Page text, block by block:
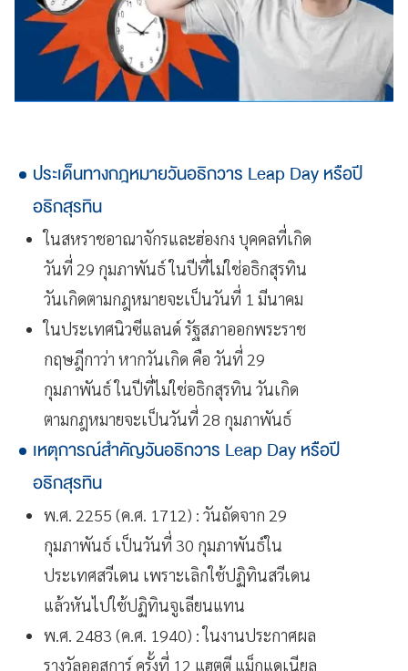
ประเด็นทางกฎหมายวันอธิกวาร Leap Day หรือปี
อธิกสุรทิน
ในสหราชอาณาจักรและฮ่องกง บุคคลที่เกิด
วันที่ 29 กุมภาพันธ์ ในปีที่ไม่ใช่อธิกสุรทิน
วันเกิดตามกฎหมายจะเป็นวันที่ 1 มีนาคม
ในประเทศนิวซีแลนด์ รัฐสภาออกพระราช
กฤษฎีกาว่า หากวันเกิด คือ วันที่ 29
กุมภาพันธ์ ในปีที่ไม่ใช่อธิกสุรทิน วันเกิด
ตามกฎหมายจะเป็นวันที่ 28 กุมภาพันธ์
เหตุการณ์สำคัญวันอธิกวาร Leap Day หรือปี
อธิกสุรทิน
พ.ศ. 2255 (ค.ศ. 1712) : วันถัดจาก 29
กุมภาพันธ์ เป็นวันที่ 30 กุมภาพันธ์ใน
ประเทศสวีเดน เพราะเลิกใช้ปฏิทินสวีเดน
แล้วหันไปใช้ปฏิทินจูเลียนแทน
พ.ศ. 2483 (ค.ศ. 1940) : ในงานประกาศผล
รางวัลออสการ์ ครั้งที่ 12 แฮตตี แม็กแดเนียล